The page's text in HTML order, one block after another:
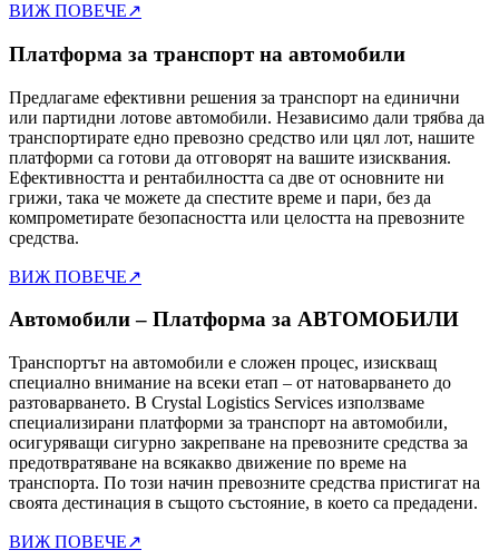
ВИЖ ПОВЕЧЕ↗
Платформа за транспорт на автомобили
Предлагаме ефективни решения за транспорт на единични
или партидни лотове автомобили. Независимо дали трябва да
транспортирате едно превозно средство или цял лот, нашите
платформи са готови да отговорят на вашите изисквания.
Ефективността и рентабилността са две от основните ни
грижи, така че можете да спестите време и пари, без да
компрометирате безопасността или целостта на превозните
средства.
ВИЖ ПОВЕЧЕ↗
Автомобили – Платформа за АВТОМОБИЛИ
Транспортът на автомобили е сложен процес, изискващ
специално внимание на всеки етап – от натоварването до
разтоварването. В Crystal Logistics Services използваме
специализирани платформи за транспорт на автомобили,
осигуряващи сигурно закрепване на превозните средства за
предотвратяване на всякакво движение по време на
транспорта. По този начин превозните средства пристигат на
своята дестинация в същото състояние, в което са предадени.
ВИЖ ПОВЕЧЕ↗